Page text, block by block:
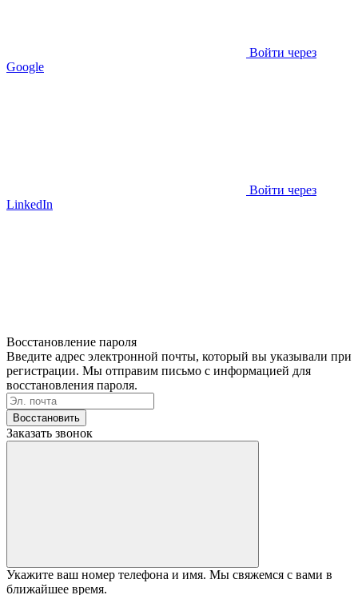
Войти через
Google
Войти через
LinkedIn
Восстановление пароля
Введите адрес электронной почты, который вы указывали при
регистрации. Мы отправим письмо с информацией для
восстановления пароля.
Восстановить
Заказать звонок
Укажите ваш номер телефона и имя. Мы свяжемся с вами в
ближайшее время.